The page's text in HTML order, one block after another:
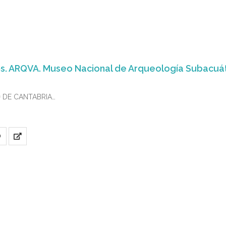
ARQVA. Museo Nacional de Arqueología
CANTABRIA
especial atención al caso de Italia, el fenómeno estudiado se